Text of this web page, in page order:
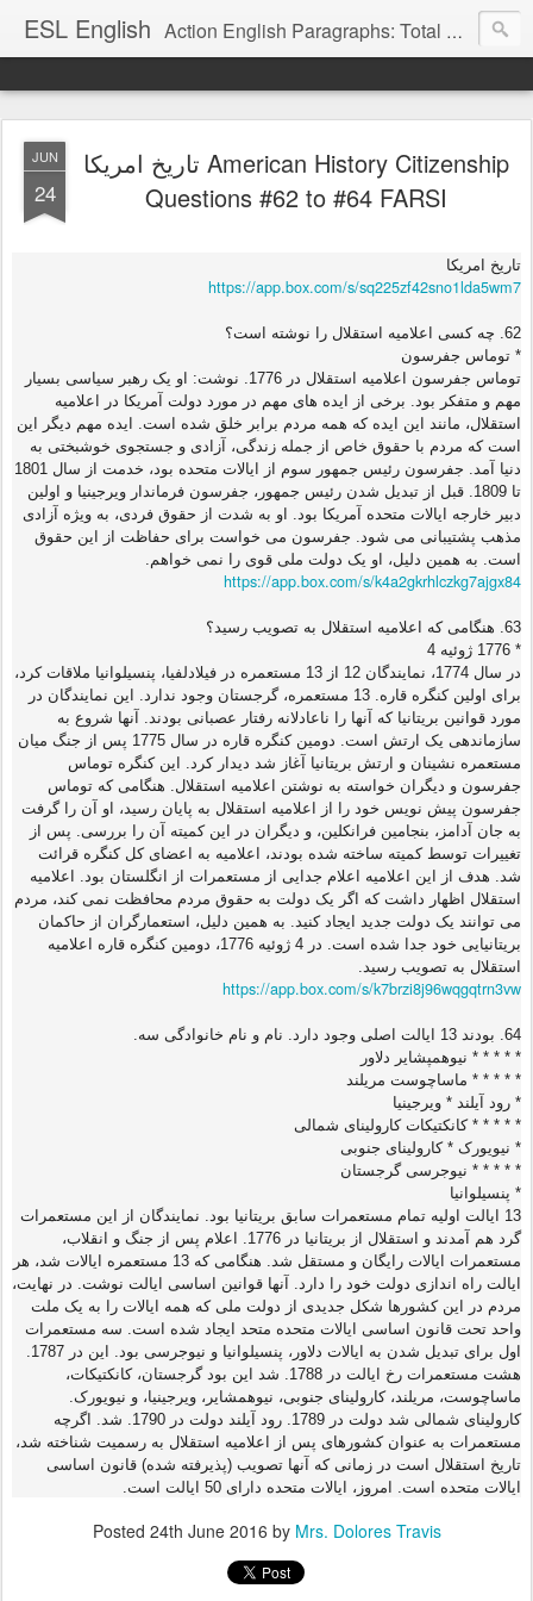
ESL English Action English Paragraphs: Total Physical Response (TPR) Paragraphs for the High School and Adult Language Student
JUN
24
تاریخ امریکا American History Citizenship
Questions #62 to #64 FARSI
تاریخ امریکا
https://app.box.com/s/sq225zf42sno1lda5wm7
62. چه کسی اعلامیه استقلال را نوشته است؟
* توماس جفرسون
توماس جفرسون اعلامیه استقلال در 1776. نوشت: او یک رهبر سیاسی بسیار
مهم و متفکر بود. برخی از ایده های مهم در مورد دولت آمریکا در اعلامیه
استقلال، مانند این ایده که همه مردم برابر خلق شده است. ایده مهم دیگر این
است که مردم با حقوق خاص از جمله زندگی، آزادی و جستجوی خوشبختی به
دنیا آمد. جفرسون رئيس جمهور سوم از ایالات متحده بود، خدمت از سال 1801
تا 1809. قبل از تبدیل شدن رئيس جمهور، جفرسون فرماندار ویرجینیا و اولین
دبیر خارجه ایالات متحده آمریکا بود. او به شدت از حقوق فردی، به ویژه آزادی
مذهب پشتیبانی می شود. جفرسون می خواست برای حفاظت از این حقوق
است. به همین دلیل، او یک دولت ملی قوی را نمی خواهم.
https://app.box.com/s/k4a2gkrhlczkg7ajgx84
63. هنگامی که اعلامیه استقلال به تصویب رسید؟
* 1776 ژوئیه 4
در سال 1774، نمایندگان 12 از 13 مستعمره در فیلادلفیا، پنسیلوانیا ملاقات کرد،
برای اولین کنگره قاره. 13 مستعمره، گرجستان وجود ندارد. این نمایندگان در
مورد قوانین بریتانیا که آنها را ناعادلانه رفتار عصبانی بودند. آنها شروع به
سازماندهی یک ارتش است. دومین کنگره قاره در سال 1775 پس از جنگ میان
مستعمره نشینان و ارتش بریتانیا آغاز شد دیدار کرد. این کنگره توماس
جفرسون و دیگران خواسته به نوشتن اعلامیه استقلال. هنگامی که توماس
جفرسون پیش نویس خود را از اعلامیه استقلال به پایان رسید، او آن را گرفت
به جان آدامز، بنجامین فرانکلین، و دیگران در این کمیته آن را بررسی. پس از
تغییرات توسط کمیته ساخته شده بودند، اعلامیه به اعضای کل کنگره قرائت
شد. هدف از این اعلامیه اعلام جدایی از مستعمرات از انگلستان بود. اعلامیه
استقلال اظهار داشت که اگر یک دولت به حقوق مردم محافظت نمی کند، مردم
می توانند یک دولت جدید ایجاد کنید. به همین دلیل، استعمارگران از حاکمان
بریتانیایی خود جدا شده است. در 4 ژوئیه 1776، دومین کنگره قاره اعلامیه
استقلال به تصویب رسید.
https://app.box.com/s/k7brzi8j96wqgqtrn3vw
64. بودند 13 ایالت اصلی وجود دارد. نام و نام خانوادگی سه.
* * * * * نیوهمپشایر دلاور
* * * * * ماساچوست مریلند
* رود آیلند * ویرجینیا
* * * * * کانکتیکات کارولینای شمالی
* نیویورک * کارولینای جنوبی
* * * * * نیوجرسی گرجستان
* پنسیلوانیا
13 ایالت اولیه تمام مستعمرات سابق بریتانیا بود. نمایندگان از این مستعمرات
گرد هم آمدند و استقلال از بریتانیا در 1776. اعلام پس از جنگ و انقلاب،
مستعمرات ایالات رایگان و مستقل شد. هنگامی که 13 مستعمره ایالات شد، هر
ایالت راه اندازی دولت خود را دارد. آنها قوانین اساسی ایالت نوشت. در نهایت،
مردم در این کشورها شکل جدیدی از دولت ملی که همه ایالات را به یک ملت
واحد تحت قانون اساسی ایالات متحده متحد ایجاد شده است. سه مستعمرات
اول برای تبدیل شدن به ایالات دلاور، پنسیلوانیا و نیوجرسی بود. این در 1787.
هشت مستعمرات رخ ایالت در 1788. شد این بود گرجستان، کانکتیکات،
ماساچوست، مریلند، کارولینای جنوبی، نیوهمشایر، ویرجینیا، و نیویورک.
کارولینای شمالی شد دولت در 1789. رود آیلند دولت در 1790. شد. اگرچه
مستعمرات به عنوان کشورهای پس از اعلامیه استقلال به رسمیت شناخته شد،
تاریخ استقلال است در زمانی که آنها تصویب (پذیرفته شده) قانون اساسی
ایالات متحده است. امروز، ایالات متحده دارای 50 ایالت است.
Posted 24th June 2016 by Mrs. Dolores Travis